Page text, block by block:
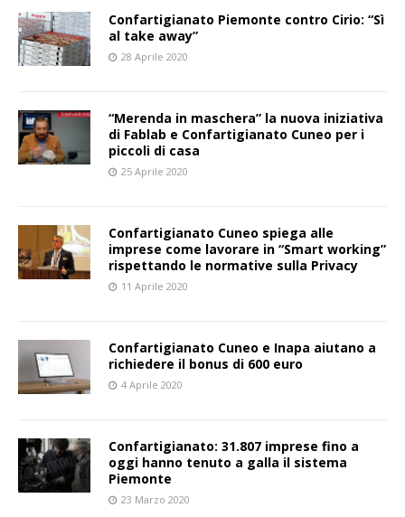
Confartigianato Piemonte contro Cirio: “Sì
al take away”
28 Aprile 2020
“Merenda in maschera” la nuova iniziativa
di Fablab e Confartigianato Cuneo per i
piccoli di casa
25 Aprile 2020
Confartigianato Cuneo spiega alle
imprese come lavorare in “Smart working”
rispettando le normative sulla Privacy
11 Aprile 2020
Confartigianato Cuneo e Inapa aiutano a
richiedere il bonus di 600 euro
4 Aprile 2020
Confartigianato: 31.807 imprese fino a
oggi hanno tenuto a galla il sistema
Piemonte
23 Marzo 2020